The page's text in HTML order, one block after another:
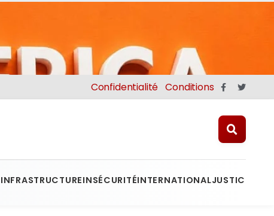
Confidentialité Conditions
INFRASTRUCTUREINSÉCURITÉINTERNATIONALJUSTICE